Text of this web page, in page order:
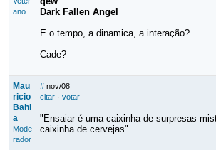
ano
Dark Fallen Angel
E o tempo, a dinamica, a interação?
Cade?
Mau
ricio
Bahi
a
Mode
rador
# nov/08
citar· votar
"Ensaiar é uma caixinha de surpresas
caixinha de cervejas".